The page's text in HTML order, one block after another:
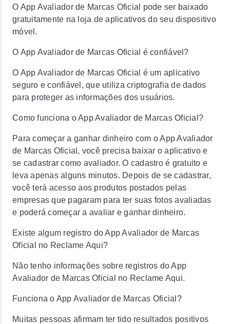
O App Avaliador de Marcas Oficial pode ser baixado
gratuitamente na loja de aplicativos do seu dispositivo
móvel.
O App Avaliador de Marcas Oficial é confiável?
O App Avaliador de Marcas Oficial é um aplicativo
seguro e confiável, que utiliza criptografia de dados
para proteger as informações dos usuários.
Como funciona o App Avaliador de Marcas Oficial?
Para começar a ganhar dinheiro com o App Avaliador
de Marcas Oficial, você precisa baixar o aplicativo e
se cadastrar como avaliador. O cadastro é gratuito e
leva apenas alguns minutos. Depois de se cadastrar,
você terá acesso aos produtos postados pelas
empresas que pagaram para ter suas fotos avaliadas
e poderá começar a avaliar e ganhar dinheiro.
Existe algum registro do App Avaliador de Marcas
Oficial no Reclame Aqui?
Não tenho informações sobre registros do App
Avaliador de Marcas Oficial no Reclame Aqui.
Funciona o App Avaliador de Marcas Oficial?
Muitas pessoas afirmam ter tido resultados positivos